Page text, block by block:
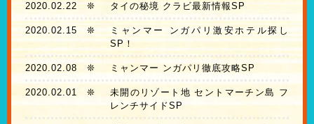
2020.02.22 ❊ タイの秘境 クラビ最新情報SP
2020.02.15 ❊
ミャンマー ンガパリ激安ホテル探し
SP！
2020.02.08 ❊ ミャンマー ンガパリ徹底攻略SP
2020.02.01 ❊
未開のリゾート地 セントマーチン島 フ
レンチサイドSP